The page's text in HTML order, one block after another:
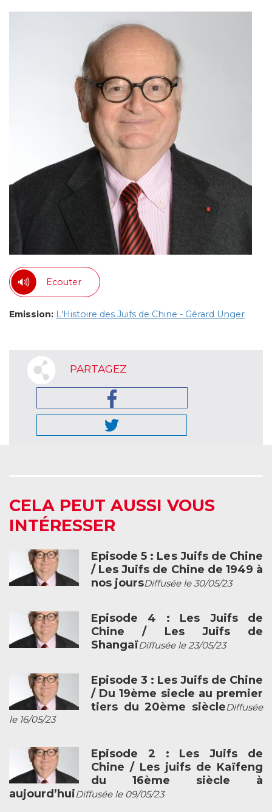
Ecouter
Emission: L'Histoire des Juifs de Chine - Gérard Unger
PARTAGEZ
CELA PEUT AUSSI VOUS
INTÉRESSER
Episode 5 : Les Juifs de Chine
/ Les Juifs de Chine de 1949 à
nos joursDiffusée le 30/05/23
Episode 4 : Les Juifs de
Chine / Les Juifs de
ShangaïDiffusée le 23/05/23
Episode 3 : Les Juifs de Chine
/ Du 19ème siecle au premier
tiers du 20ème siècleDiffusée
le 16/05/23
Episode 2 : Les Juifs de
Chine / Les juifs de Kaïfeng
du 16ème siècle à
aujourd’huiDiffusée le 09/05/23